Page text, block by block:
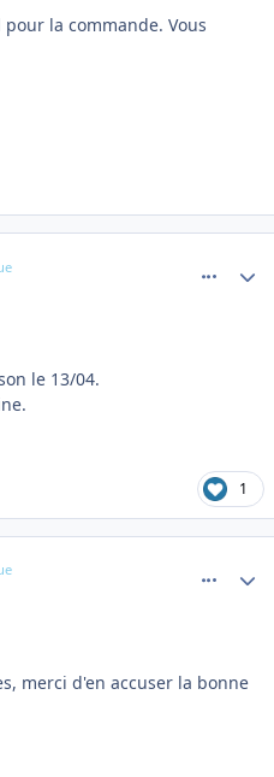
la commande. Vous
le 13/04.
1
merci d'en accuser la bonne